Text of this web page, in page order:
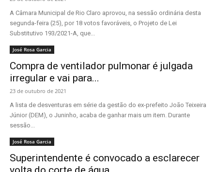
A Câmara Municipal de Rio Claro aprovou, na sessão ordinária desta
segunda-feira (25), por 18 votos favoráveis, o Projeto de Lei
Substitutivo 193/2021-A, que...
José Rosa Garcia
Compra de ventilador pulmonar é julgada
irregular e vai para...
23 de outubro de 2021
A lista de desventuras em série da gestão do ex-prefeito João Teixeira
Júnior (DEM), o Juninho, acaba de ganhar mais um item. Durante
sessão...
José Rosa Garcia
Superintendente é convocado a esclarecer